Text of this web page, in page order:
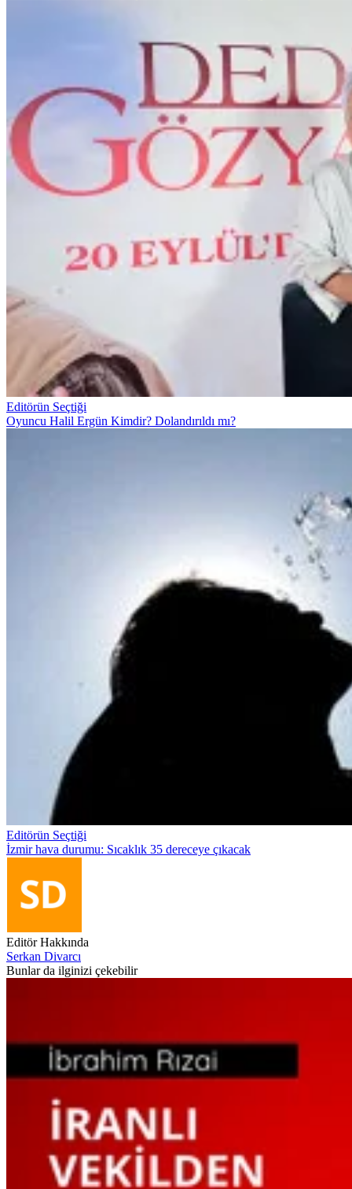
Editörün Seçtiği
Oyuncu Halil Ergün Kimdir? Dolandırıldı mı?
Editörün Seçtiği
İzmir hava durumu: Sıcaklık 35 dereceye çıkacak
Editör Hakkında
Serkan Divarcı
Bunlar da ilginizi çekebilir